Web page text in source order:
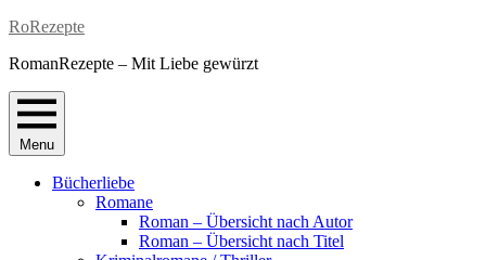
Skip
content
RoRezepte
RomanRezepte – Mit Liebe gewürzt
Menu
Bücherliebe
Romane
Roman – Übersicht nach Autor
Roman – Übersicht nach Titel